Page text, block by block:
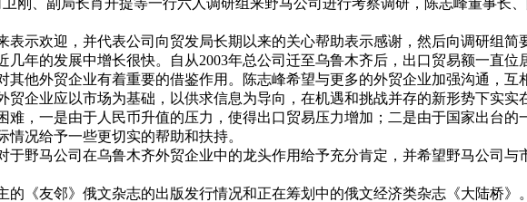
示欢迎，并代表公司向贸发局长期以来的关心帮助表示感谢，然后向调研组
年的发展中增长很快。自从2003年总公司迁至乌鲁木齐后，出口贸易额一直
其他外贸企业有着重要的借鉴作用。陈志峰希望与更多的外贸企业加强沟通，
企业应以市场为基础，以供求信息为导向，在机遇和挑战并存的新形势下实实
，一是由于人民币升值的压力，使得出口贸易压力增加；二是由于国家出台
况给予一些更切实的帮助和扶持。
于野马公司在乌鲁木齐外贸企业中的龙头作用给予充分肯定，并希望野马公司
《友邻》俄文杂志的出版发行情况和正在筹划中的俄文经济类杂志《大陆桥》。